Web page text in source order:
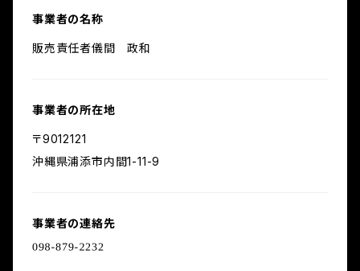
事業者の名称
販売責任者儀間 政和
事業者の所在地
〒9012121
沖縄県浦添市内間1-11-9
事業者の連絡先